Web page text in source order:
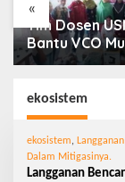
«
Tim Dosen
Bantu VCO
Go Nasional
ekosistem
ekosistem,
Dalam Mitigasinya.
Langganan